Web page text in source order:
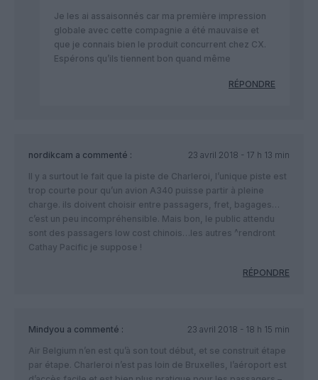
Je les ai assaisonnés car ma première impression
globale avec cette compagnie a été mauvaise et
que je connais bien le produit concurrent chez CX.
Espérons qu’ils tiennent bon quand même
RÉPONDRE
nordikcam a commenté :
23 avril 2018 - 17 h 13 min
Il y a surtout le fait que la piste de Charleroi, l’unique piste est
trop courte pour qu’un avion A340 puisse partir à pleine
charge. ils doivent choisir entre passagers, fret, bagages…
c’est un peu incompréhensible. Mais bon, le public attendu
sont des passagers low cost chinois…les autres ^rendront
Cathay Pacific je suppose !
RÉPONDRE
Mindyou a commenté :
23 avril 2018 - 18 h 15 min
Air Belgium n’en est qu’à son tout début, et se construit étape
par étape. Charleroi n’est pas loin de Bruxelles, l’aéroport est